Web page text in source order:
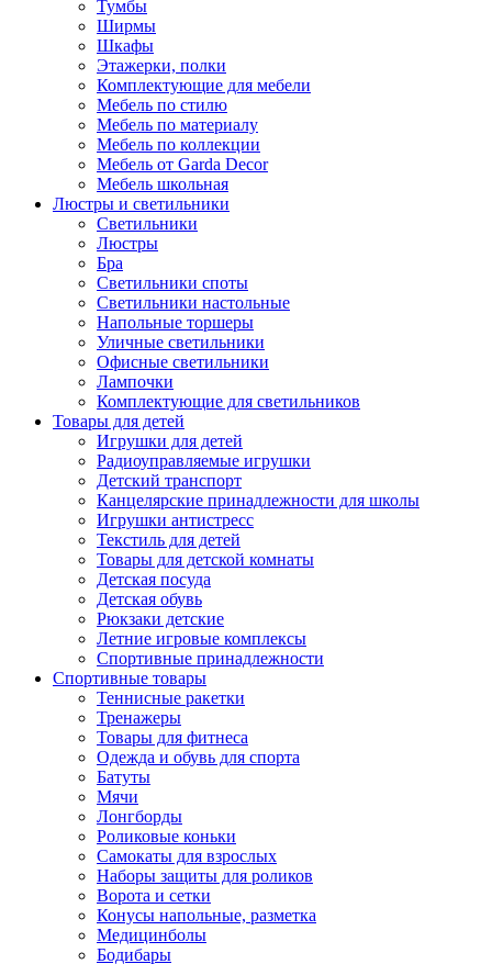
Тумбы
Ширмы
Шкафы
Этажерки, полки
Комплектующие для мебели
Мебель по стилю
Мебель по материалу
Мебель по коллекции
Мебель от Garda Decor
Мебель школьная
Люстры и светильники
Светильники
Люстры
Бра
Светильники споты
Светильники настольные
Напольные торшеры
Уличные светильники
Офисные светильники
Лампочки
Комплектующие для светильников
Товары для детей
Игрушки для детей
Радиоуправляемые игрушки
Детский транспорт
Канцелярские принадлежности для школы
Игрушки антистресс
Текстиль для детей
Товары для детской комнаты
Детская посуда
Детская обувь
Рюкзаки детские
Летние игровые комплексы
Спортивные принадлежности
Спортивные товары
Теннисные ракетки
Тренажеры
Товары для фитнеса
Одежда и обувь для спорта
Батуты
Мячи
Лонгборды
Роликовые коньки
Самокаты для взрослых
Наборы защиты для роликов
Ворота и сетки
Конусы напольные, разметка
Медицинболы
Бодибары